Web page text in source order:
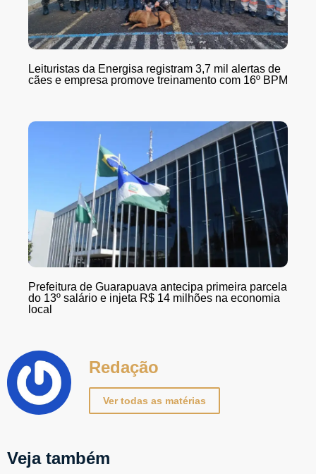
Leituristas da Energisa registram 3,7 mil alertas de
cães e empresa promove treinamento com 16º BPM
Prefeitura de Guarapuava antecipa primeira parcela
do 13º salário e injeta R$ 14 milhões na economia
local
Redação
Ver todas as matérias
Veja também